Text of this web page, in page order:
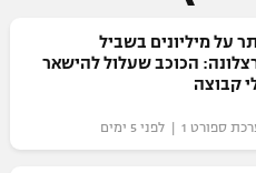
על מיליונים בשביל
הכוכב שעלול להישאר
קבוצה
ספורט 1 | לפני 5 ימים